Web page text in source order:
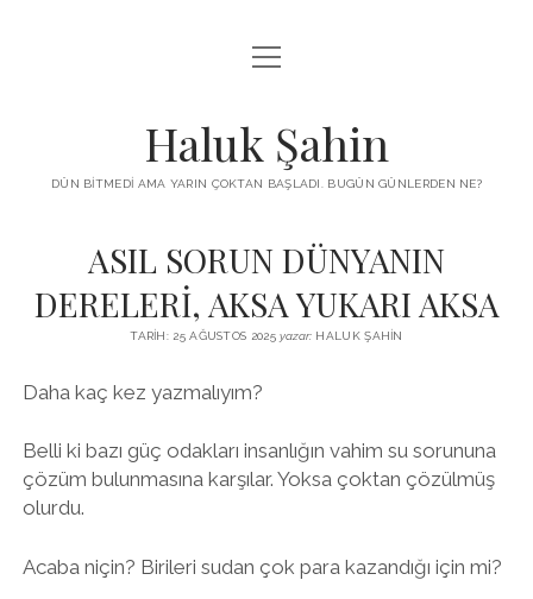
KUTUP YILDIZI
MENDIREK YAZILARI
ADA
İYI YAŞAM VE MUTLULUK ÜZERINE
BABIALI’DE CINAYET
GÜZEL MAVRELLA
PROGRAMLAR
BIZ KIMIZ?
YAZMADAN EDEMEDIM
facebook
menüyü
aç
Haluk Şahin
DÜN BITMEDI AMA YARIN ÇOKTAN BAŞLADI. BUGÜN GÜNLERDEN NE?
ASIL SORUN DÜNYANIN
DERELERİ, AKSA YUKARI AKSA
TARIH: 25 AĞUSTOS 2025yazar: HALUK ŞAHIN
Daha kaç kez yazmalıyım?
Belli ki bazı güç odakları insanlığın vahim su sorununa
çözüm bulunmasına karşılar. Yoksa çoktan çözülmüş
olurdu.
Acaba niçin? Birileri sudan çok para kazandığı için mi?